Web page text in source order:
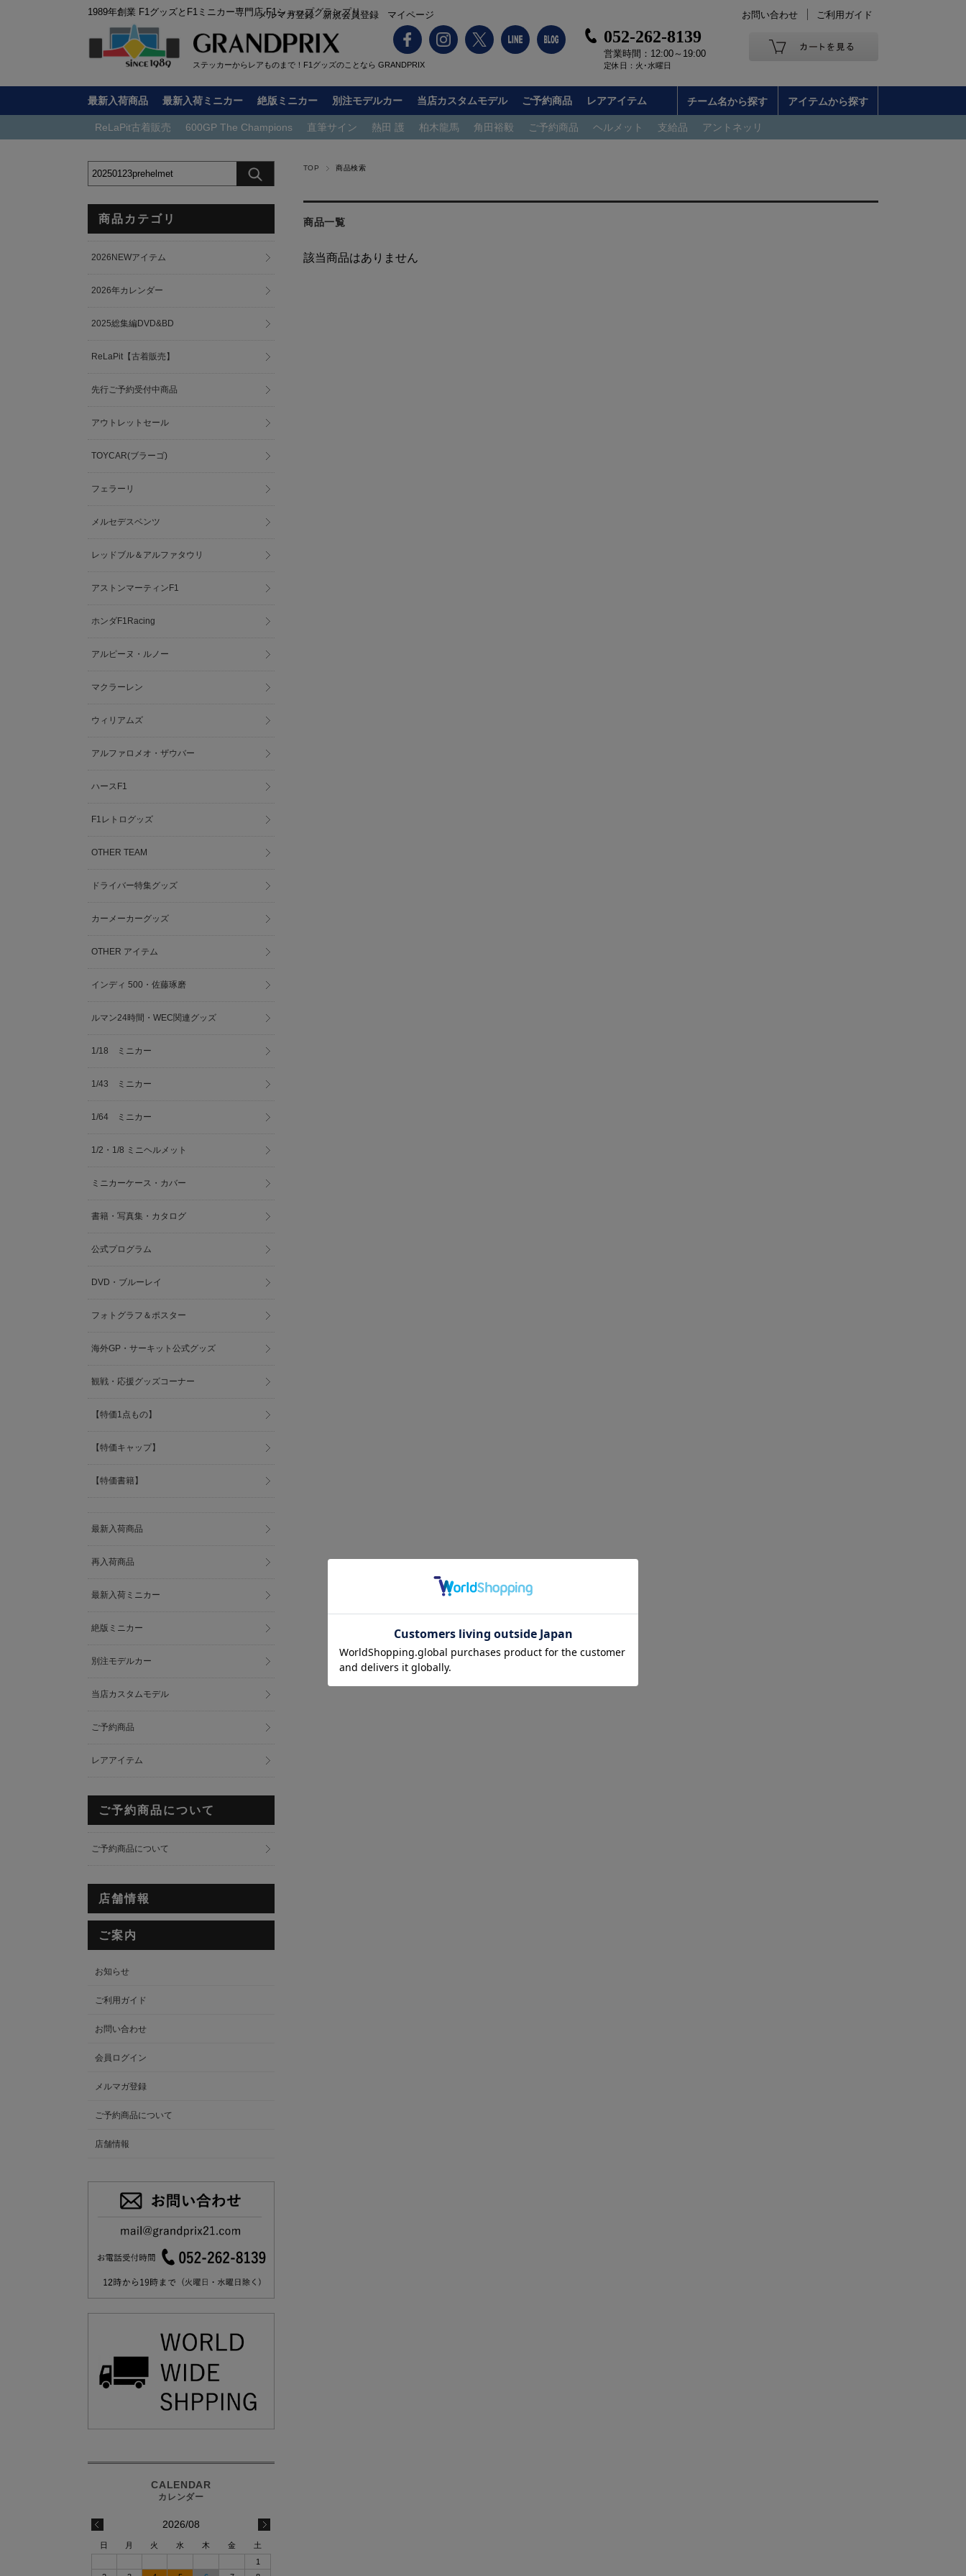
1989年創業 F1グッズとF1ミニカー専門店 F1ショップグランプリ
ステッカーからレアものまで！F1グッズのことなら GRANDPRIX
メルマガ登録 新規会員登録 マイページ お問い合わせ ご利用ガイド
052-262-8139
営業時間：12:00～19:00
定休日：火･水曜日
最新入荷商品 最新入荷ミニカー 絶版ミニカー 別注モデルカー 当店カスタムモデル ご予約商品 レアアイテム チーム名から探す アイテムから探す
ReLaPit古着販売 600GP The Champions 直筆サイン 熱田 護 柏木龍馬 角田裕毅 ご予約商品 ヘルメット 支給品 アントネッリ
TOP 商品検索
商品一覧
該当商品はありません
商品カテゴリ
2026NEWアイテム
2026年カレンダー
2025総集編DVD&BD
ReLaPit【古着販売】
先行ご予約受付中商品
アウトレットセール
TOYCAR(ブラーゴ)
フェラーリ
メルセデスベンツ
レッドブル＆アルファタウリ
アストンマーティンF1
ホンダF1Racing
アルピーヌ・ルノー
マクラーレン
ウィリアムズ
アルファロメオ・ザウバー
ハースF1
F1レトログッズ
OTHER TEAM
ドライバー特集グッズ
カーメーカーグッズ
OTHER アイテム
インディ 500・佐藤琢磨
ルマン24時間・WEC関連グッズ
1/18 ミニカー
1/43 ミニカー
1/64 ミニカー
1/2・1/8 ミニヘルメット
ミニカーケース・カバー
書籍・写真集・カタログ
公式プログラム
DVD・ブルーレイ
フォトグラフ＆ポスター
海外GP・サーキット公式グッズ
観戦・応援グッズコーナー
【特価1点もの】
【特価キャップ】
【特価書籍】
最新入荷商品
再入荷商品
最新入荷ミニカー
絶版ミニカー
別注モデルカー
当店カスタムモデル
ご予約商品
レアアイテム
ご予約商品について
ご予約商品について
店舗情報
ご案内
お知らせ
ご利用ガイド
お問い合わせ
会員ログイン
メルマガ登録
ご予約商品について
店舗情報
2026/08
日 月 火 水 木 金
土
1